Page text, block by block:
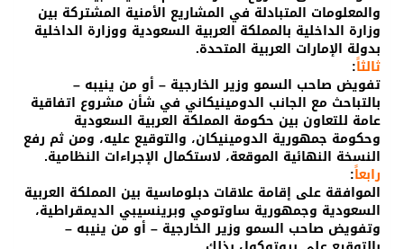
والمعلومات المتبادلة في المشاريع الأمنية المشتركة بين
وزارة الداخلية بالمملكة العربية السعودية ووزارة الداخلية
بدولة الإمارات العربية المتحدة.
ثالثاً:
تفويض صاحب السمو وزير الخارجية – أو من ينيبه –
بالتباحث مع الجانب الدومينيكاني في شأن مشروع اتفاقية
عامة للتعاون بين حكومة المملكة العربية السعودية
وحكومة جمهورية الدومينيكان، والتوقيع عليه، ومن ثم رفع
النسخة النهائية الموقعة، لاستكمال الإجراءات النظامية.
رابعاً:
الموافقة على إقامة علاقات دبلوماسية بين المملكة العربية
السعودية وجمهورية ساوتومي وبرينسيبي الديمقراطية،
وتفويض صاحب السمو وزير الخارجية – أو من ينيبه –